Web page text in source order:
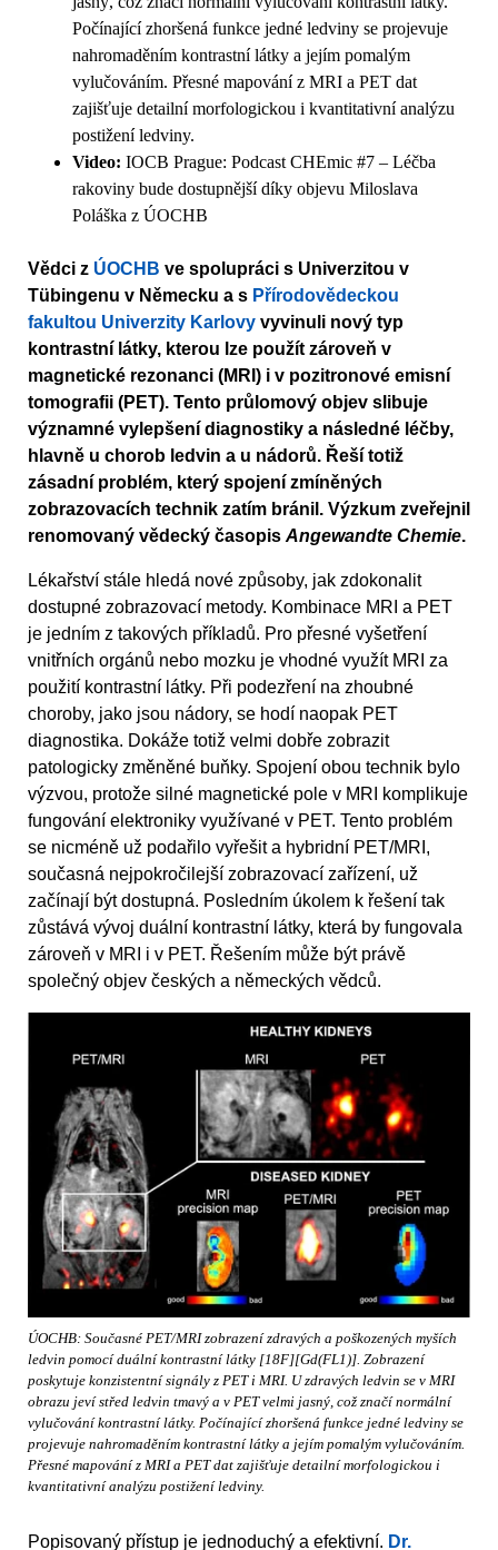
Počínající zhoršená funkce jedné ledviny se projevuje
nahromaděním kontrastní látky a jejím pomalým
vylučováním. Přesné mapování z MRI a PET dat
zajišťuje detailní morfologickou i kvantitativní analýzu
postižení ledviny.
Video: IOCB Prague: Podcast CHEmic #7 – Léčba
rakoviny bude dostupnější díky objevu Miloslava
Poláška z ÚOCHB
Vědci z ÚOCHB ve spolupráci s Univerzitou v
Tübingenu v Německu a s Přírodovědeckou
fakultou Univerzity Karlovy vyvinuli nový typ
kontrastní látky, kterou lze použít zároveň v
magnetické rezonanci (MRI) i v pozitronové emisní
tomografii (PET). Tento průlomový objev slibuje
významné vylepšení diagnostiky a následné léčby,
hlavně u chorob ledvin a u nádorů. Řeší totiž
zásadní problém, který spojení zmíněných
zobrazovacích technik zatím bránil. Výzkum zveřejnil
renomovaný vědecký časopis Angewandte Chemie.
Lékařství stále hledá nové způsoby, jak zdokonalit
dostupné zobrazovací metody. Kombinace MRI a PET
je jedním z takových příkladů. Pro přesné vyšetření
vnitřních orgánů nebo mozku je vhodné využít MRI za
použití kontrastní látky. Při podezření na zhoubné
choroby, jako jsou nádory, se hodí naopak PET
diagnostika. Dokáže totiž velmi dobře zobrazit
patologicky změněné buňky. Spojení obou technik bylo
výzvou, protože silné magnetické pole v MRI komplikuje
fungování elektroniky využívané v PET. Tento problém
se nicméně už podařilo vyřešit a hybridní PET/MRI,
současná nejpokročilejší zobrazovací zařízení, už
začínají být dostupná. Posledním úkolem k řešení tak
zůstává vývoj duální kontrastní látky, která by fungovala
zároveň v MRI i v PET. Řešením může být právě
společný objev českých a německých vědců.
ÚOCHB: Současné PET/MRI zobrazení zdravých a poškozených myších
ledvin pomocí duální kontrastní látky [18F][Gd(FL1)]. Zobrazení
poskytuje konzistentní signály z PET i MRI. U zdravých ledvin se v MRI
obrazu jeví střed ledvin tmavý a v PET velmi jasný, což značí normální
vylučování kontrastní látky. Počínající zhoršená funkce jedné ledviny se
projevuje nahromaděním kontrastní látky a jejím pomalým vylučováním.
Přesné mapování z MRI a PET dat zajišťuje detailní morfologickou i
kvantitativní analýzu postižení ledviny.
Popisovaný přístup je jednoduchý a efektivní. Dr.